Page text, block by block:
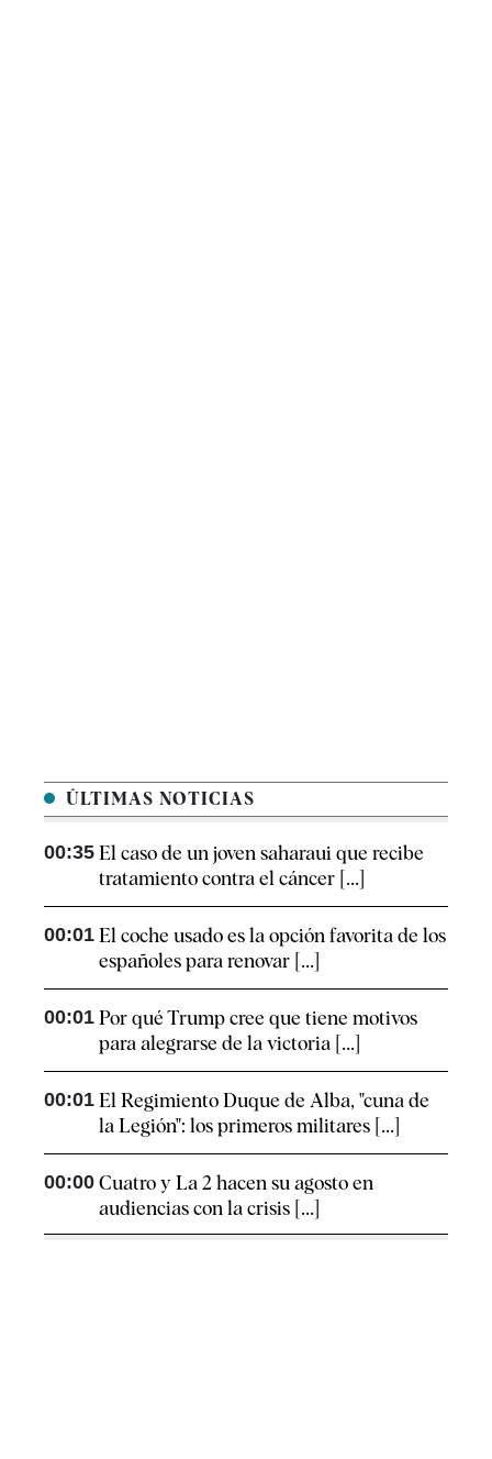
ÚLTIMAS NOTICIAS
00:35 El caso de un joven saharaui que recibe
tratamiento contra el cáncer [...]
00:01 El coche usado es la opción favorita de los
españoles para renovar [...]
00:01 Por qué Trump cree que tiene motivos
para alegrarse de la victoria [...]
00:01 El Regimiento Duque de Alba, "cuna de
la Legión": los primeros militares [...]
00:00 Cuatro y La 2 hacen su agosto en
audiencias con la crisis [...]